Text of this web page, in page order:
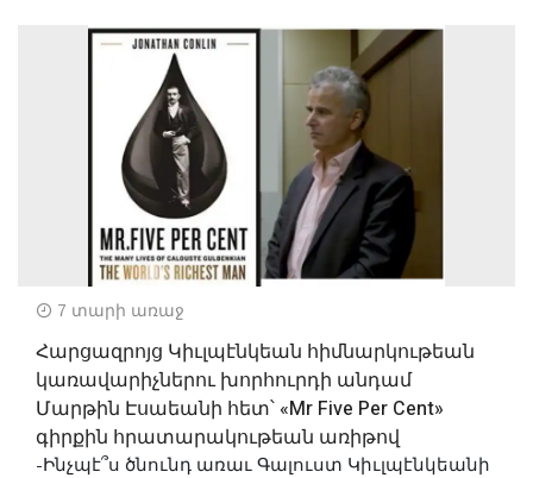
7 տարի առաջ
Հարցազրոյց Կիւլպէնկեան հիմնարկութեան
կառավարիչներու խորհուրդի անդամ
Մարթին Էսաեանի հետ՝ «Mr Five Per Cent»
գիրքին հրատարակութեան առիթով
-Ինչպէ՞ս ծնունդ առաւ Գալուստ Կիւլպէնկեանի